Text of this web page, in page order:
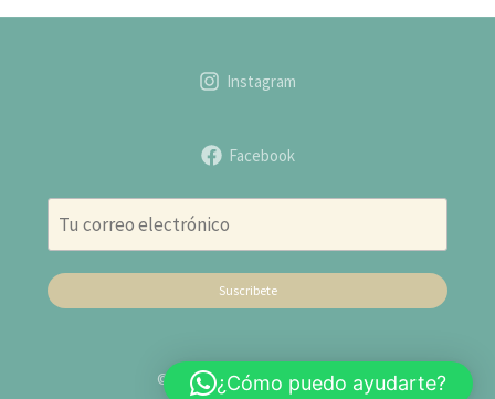
Instagram
Facebook
Suscribete
© 2026 Distribuidora Bolivia
¿Cómo puedo ayudarte?